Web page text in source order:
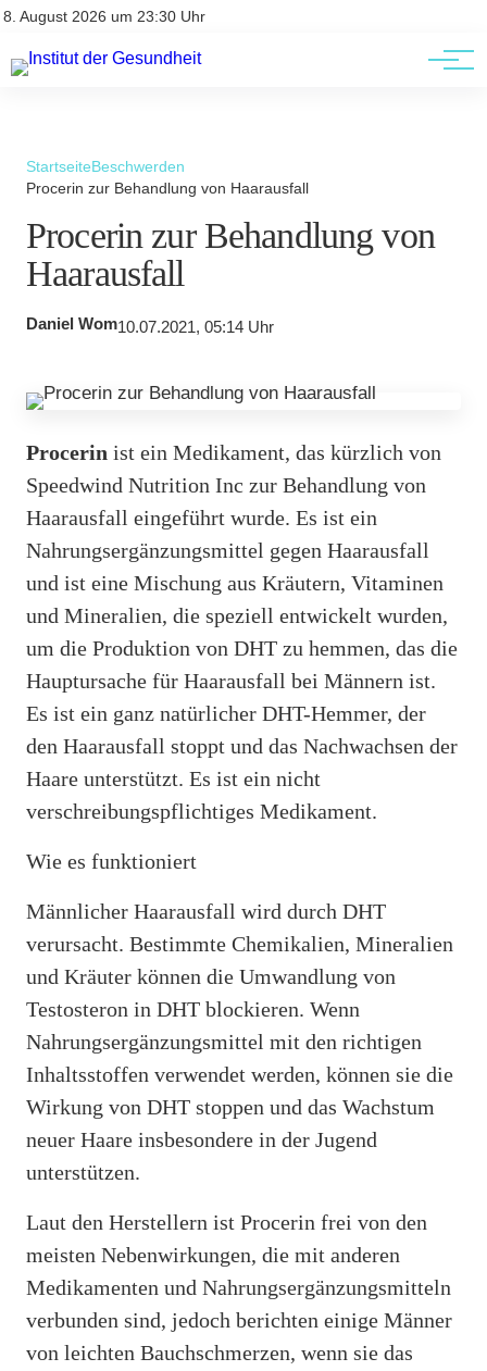
8. August 2026 um 23:30 Uhr
Kontakt
Kontakt
AGBs
StartseiteBeschwerden
Procerin zur Behandlung von Haarausfall
Procerin zur Behandlung von
Haarausfall
Daniel Wom10.07.2021, 05:14 Uhr
Procerin ist ein Medikament, das kürzlich von
Speedwind Nutrition Inc zur Behandlung von
Haarausfall eingeführt wurde. Es ist ein
Nahrungsergänzungsmittel gegen Haarausfall
und ist eine Mischung aus Kräutern, Vitaminen
und Mineralien, die speziell entwickelt wurden,
um die Produktion von DHT zu hemmen, das die
Hauptursache für Haarausfall bei Männern ist.
Es ist ein ganz natürlicher DHT-Hemmer, der
den Haarausfall stoppt und das Nachwachsen der
Haare unterstützt. Es ist ein nicht
verschreibungspflichtiges Medikament.
Wie es funktioniert
Männlicher Haarausfall wird durch DHT
verursacht. Bestimmte Chemikalien, Mineralien
und Kräuter können die Umwandlung von
Testosteron in DHT blockieren. Wenn
Nahrungsergänzungsmittel mit den richtigen
Inhaltsstoffen verwendet werden, können sie die
Wirkung von DHT stoppen und das Wachstum
neuer Haare insbesondere in der Jugend
unterstützen.
Laut den Herstellern ist Procerin frei von den
meisten Nebenwirkungen, die mit anderen
Medikamenten und Nahrungsergänzungsmitteln
verbunden sind, jedoch berichten einige Männer
von leichten Bauchschmerzen, wenn sie das